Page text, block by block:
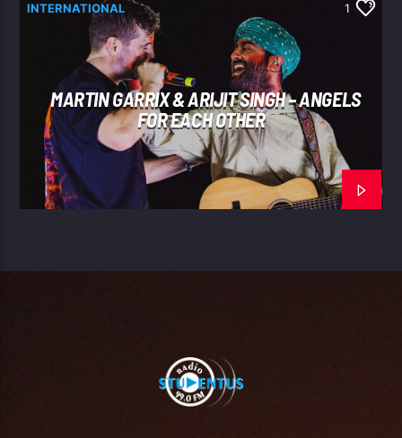
INTERNATIONAL 1
MARTIN GARRIX & ARIJIT SINGH – ANGELS
FOR EACH OTHER